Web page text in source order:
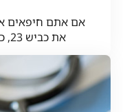
אם אתם חיפאים
את כביש 23, כביש מנהרות הכרמל הידוע...